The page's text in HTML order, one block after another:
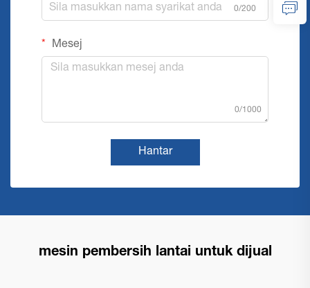
0/200
Mesej
0/1000
Hantar
mesin pembersih lantai untuk dijual